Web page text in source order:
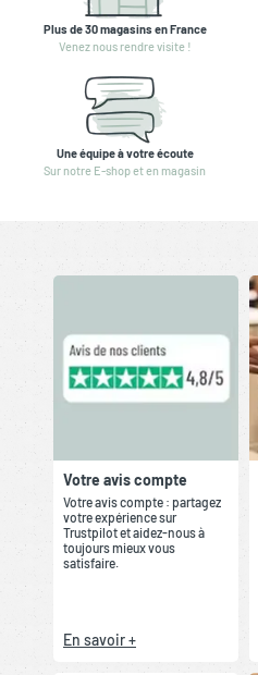
Plus de 30 magasins en France
Venez nous rendre visite !
Une équipe à votre écoute
Sur notre E-shop et en magasin
Votre avis compte
Votre avis compte : partagez
votre expérience sur
Trustpilot et aidez-nous à
toujours mieux vous
satisfaire.
En savoir +